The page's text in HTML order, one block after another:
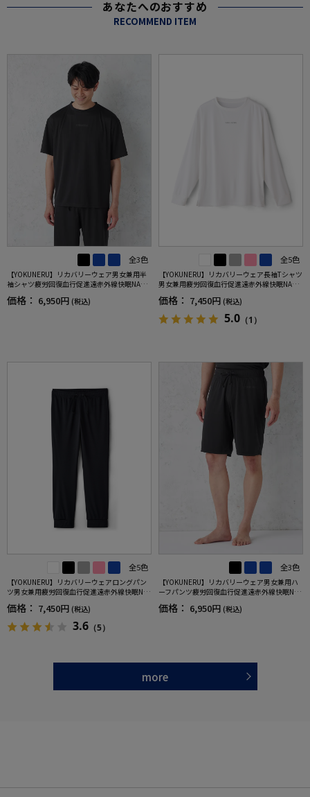
あなたへのおすすめ
RECOMMEND ITEM
全3色
【YOKUNERU】リカバリーウェア男女兼用半
袖シャツ疲労回復血行促進遠赤外線快眠NANO
MIX(R)【一般医療機器】SS～LLサイズ
価格： 6,950円 (税込)
全5色
【YOKUNERU】リカバリーウェア長袖Tシャツ
男女兼用疲労回復血行促進遠赤外線快眠NANO
MIX(R)【一般医療機器】SS～LLサイズ
価格： 7,450円 (税込)
5.0 （1）
全5色
【YOKUNERU】リカバリーウェアロングパン
ツ男女兼用疲労回復血行促進遠赤外線快眠NA
NOMIX(R)【一般医療機器】SS～LLサイズ
価格： 7,450円 (税込)
3.6 （5）
全3色
【YOKUNERU】リカバリーウェア男女兼用ハ
ーフパンツ疲労回復血行促進遠赤外線快眠NA
NOMIX(R)【一般医療機器】SS～LLサイズ
価格： 6,950円 (税込)
more